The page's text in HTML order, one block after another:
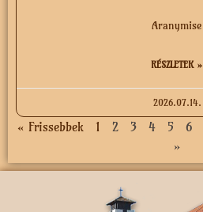
Aranymise
RÉSZLETEK »
2026.07.14.
« Frissebbek 1 2 3 4 5 6
»